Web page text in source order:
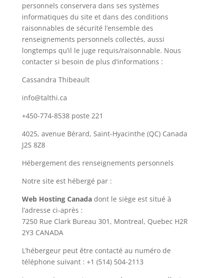
personnels conservera dans ses systèmes
informatiques du site et dans des conditions
raisonnables de sécurité l’ensemble des
renseignements personnels collectés, aussi
longtemps qu’il le juge requis/raisonnable. Nous
contacter si besoin de plus d’informations :
Cassandra Thibeault
info@talthi.ca
+450-774-8538 poste 221
4025, avenue Bérard, Saint-Hyacinthe (QC) Canada
J2S 8Z8
Hébergement des renseignements personnels
Notre site est hébergé par :
Web Hosting Canadadont le siège est situé à
l’adresse ci-après :
7250 Rue Clark Bureau 301, Montreal, Quebec H2R
2Y3 CANADA
L’hébergeur peut être contacté au numéro de
téléphone suivant : +1 (514) 504-2113